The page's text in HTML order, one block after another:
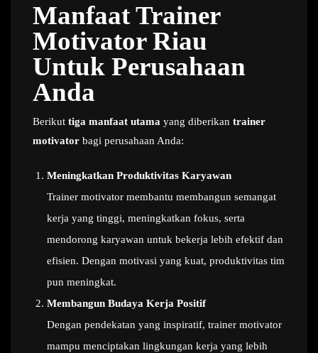
Manfaat Trainer
Motivator Riau
Untuk Perusahaan
Anda
Berikut tiga manfaat utama yang diberikan trainer
motivator bagi perusahaan Anda:
Meningkatkan Produktivitas Karyawan
Trainer motivator membantu membangun semangat
kerja yang tinggi, meningkatkan fokus, serta
mendorong karyawan untuk bekerja lebih efektif dan
efisien. Dengan motivasi yang kuat, produktivitas tim
pun meningkat.
Membangun Budaya Kerja Positif
Dengan pendekatan yang inspiratif, trainer motivator
mampu menciptakan lingkungan kerja yang lebih